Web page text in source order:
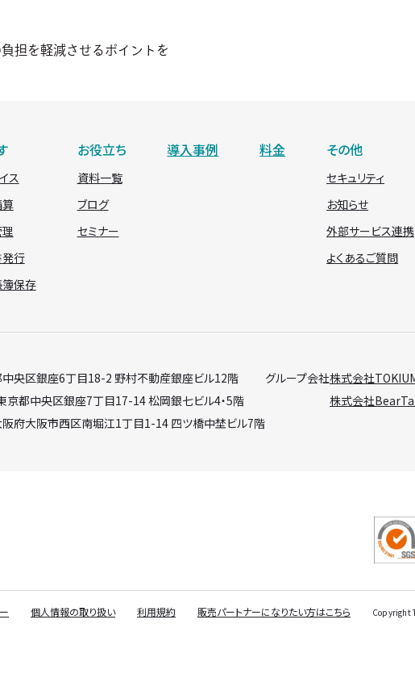
担を軽減させるポイントを
ス
行
保存
お役立ち
資料一覧
ブログ
セミナー
導入事例 料金 その他
セキュリティ
お知らせ
外部サービス連携
よくあるご質問
区銀座6丁目18-2 野村不動産銀座ビル12階
都中央区銀座7丁目17-14 松岡銀七ビル4・5階
大阪市西区南堀江1丁目1-14 四ツ橋中埜ビル7階
グループ会社株式会社
株式会社
個人情報の取り扱い 利用規約 販売パートナーになりたい方はこちら Copyright